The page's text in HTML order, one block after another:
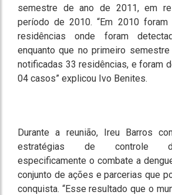
semestre de ano de 2011, em
período de 2010. “Em 2010 foram
residências onde foram
enquanto que no primeiro
notificadas 33 residências, e foram
04 casos” explicou Ivo Benites.
Durante a reunião, Ireu Barros
estratégias de controle
especificamente o combate a
conjunto de ações e parcerias que
conquista. “Esse resultado que o